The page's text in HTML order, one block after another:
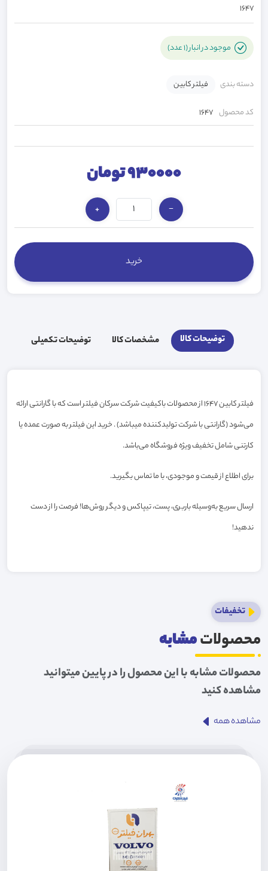
1647
موجود در انبار (1 عدد)
دسته بندی فیلتر کابین
کد محصول 1647
930000 تومان
−
+
توضیحات کالا مشخصات کالا توضیحات تکمیلی
فیلتر کابین 1647 از محصولات باکیفیت شرکت سرکان فیلتر است که با گارانتی ارائه
می‌شود (گارانتی با شرکت تولیدکننده میباشد) . خرید این فیلتر به صورت عمده یا
کارتنی شامل تخفیف ویژه فروشگاه می‌باشد.
برای اطلاع از قیمت و موجودی، با ما تماس بگیرید.
ارسال سریع به‌وسیله باربری، پست، تیپاکس و دیگر روش‌ها! فرصت را از دست
ندهید!
تخفیفات
محصولاتمشابه
محصولات مشابه با این محصول را در پایین میتوانید
مشاهده کنید
مشاهده همه